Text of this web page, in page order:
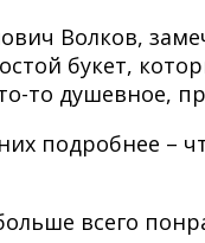
Волков,
букет,
то душевное,
подробнее –
всего